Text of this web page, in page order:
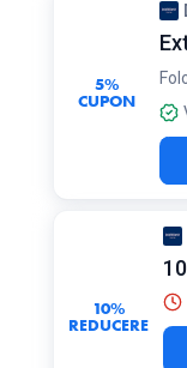
Valabil
5%
CUPON
10%
REDUCERE